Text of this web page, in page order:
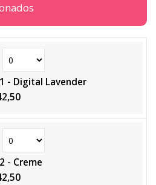
- Digital Lavender
- Creme